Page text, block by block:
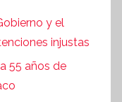
y el
injustas
55 años de